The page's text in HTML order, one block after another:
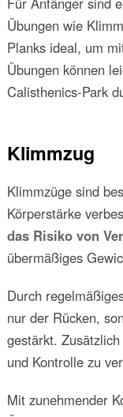
Übungen wie
Planks ideal, um
Übungen können
Calisthenics-Park
Klimmzug
Klimmzüge sind
Körperstärke
das Risiko von
übermäßiges
Durch
nur der Rücken,
gestärkt.
und Kontrolle zu
Mit zunehmender